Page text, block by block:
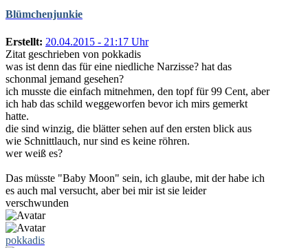
Blümchenjunkie
Erstellt: 20.04.2015 - 21:17 Uhr
Zitat geschrieben von pokkadis
was ist denn das für eine niedliche Narzisse? hat das
schonmal jemand gesehen?
ich musste die einfach mitnehmen, den topf für 99 Cent, aber
ich hab das schild weggeworfen bevor ich mirs gemerkt
hatte.
die sind winzig, die blätter sehen auf den ersten blick aus
wie Schnittlauch, nur sind es keine röhren.
wer weiß es?
Das müsste "Baby Moon" sein, ich glaube, mit der habe ich
es auch mal versucht, aber bei mir ist sie leider
verschwunden
pokkadis